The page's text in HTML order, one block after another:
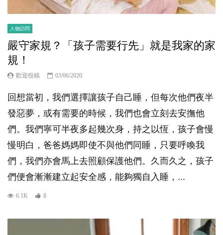
人物訪問
嚴守家規？「孩子需要行先」就是我家的家
規！
歡迎投稿 03/06/2020
回想當初，我們選擇讓孩子自己睡，但每次他們夜半
發惡夢，或有需要的時候，我們也會立刻去安撫他
們。我們寧可半夜多起幾次身，持之以恆，孩子會慢
慢明白，爸爸媽媽即使不與他們同睡，只要呼喚我
們，我們亦會馬上去照顧保護他們。久而久之，孩子
們便會漸漸建立起安全感，能夠獨自入睡，...
6.1K 8